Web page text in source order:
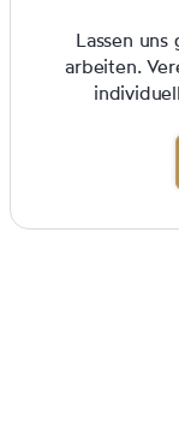
Lassen
arbeiten.